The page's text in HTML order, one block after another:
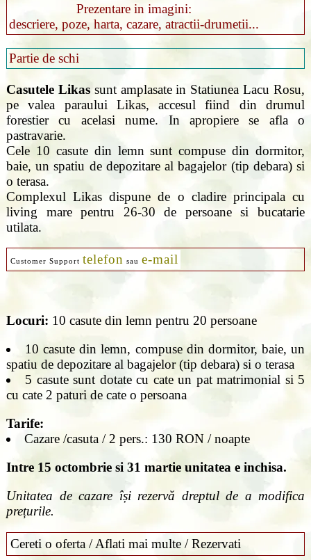
Prezentare in imagini:
descriere, poze, harta, cazare, atractii-drumetii...
Partie de schi
Casutele Likassunt amplasate in Statiunea Lacu Rosu,
pe valea paraului Likas, accesul fiind din drumul
forestier cu acelasi nume. In apropiere se afla o
pastravarie.
Cele 10 casute din lemn sunt compuse din dormitor,
baie, un spatiu de depozitare al bagajelor (tip debara) si
o terasa.
Complexul Likas dispune de o cladire principala cu
living mare pentru 26-30 de persoane si bucatarie
utilata.
Customer Support telefon sau e-mail
Locuri: 10 casute din lemn pentru 20 persoane
10 casute din lemn, compuse din dormitor, baie, un
spatiu de depozitare al bagajelor (tip debara) si o terasa
5 casute sunt dotate cu cate un pat matrimonial si 5
cu cate 2 paturi de cate o persoana
Tarife:
Cazare /casuta / 2 pers.: 130 RON / noapte
Intre 15 octombrie si 31 martie unitatea e inchisa.
Unitatea de cazare își rezervă dreptul de a modifica
prețurile.
Cereti o oferta / Aflati mai multe / Rezervati